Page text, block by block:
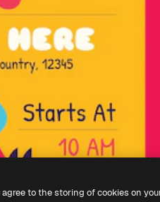
to the storing of cookies on